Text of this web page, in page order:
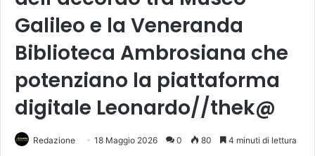
Galileo e la Veneranda
Biblioteca Ambrosiana che
potenziano la piattaforma
digitale Leonardo//thek@
Redazione 18 Maggio 2026 0 80 4 minuti di lettura